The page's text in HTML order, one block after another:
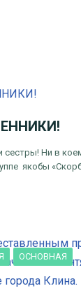
сестры! Ни в
якобы
ОСНОВНАЯ